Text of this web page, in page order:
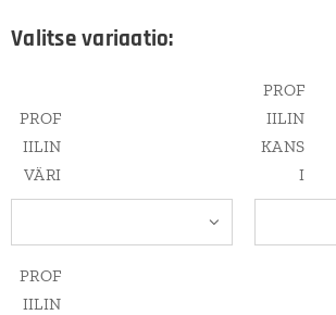
Valitse variaatio:
PROF
IILIN
VÄRI
PROF
IILIN
KANS
I
PROF
IILIN